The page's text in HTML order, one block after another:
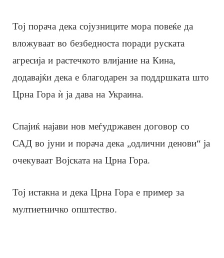
Тој порача дека сојузниците мора повеќе да
вложуваат во безбедноста поради руската
агресија и растечкото влијание на Кина,
додавајќи дека е благодарен за поддршката што
Црна Гора ѝ ја дава на Украина.
Спајиќ најави нов меѓудржавен договор со
САД во јуни и порача дека „одлични денови“ ја
очекуваат Војската на Црна Гора.
Тој истакна и дека Црна Гора е пример за
мултиетничко општество.